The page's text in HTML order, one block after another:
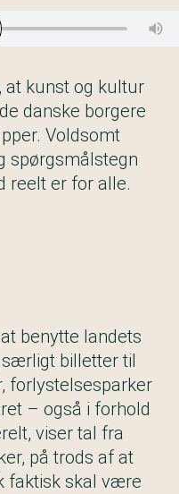
at kunst og kultur
danske borgere
Voldsomt
spørgsmålstegn
reelt er for alle.
benytte landets
billetter til
forlystelsesparker
– også i forhold
viser tal fra
på trods af at
faktisk skal være